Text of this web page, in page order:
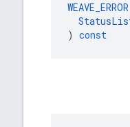
WEAVE_ERROR
) const